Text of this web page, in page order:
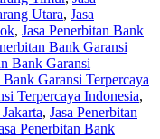
Utara, Jasa
, Jasa Penerbitan Bank
Bank Garansi
Bank Garansi
Bank Garansi Terpercaya
Terpercaya Indonesia,
, Jasa Penerbitan
Penerbitan Bank